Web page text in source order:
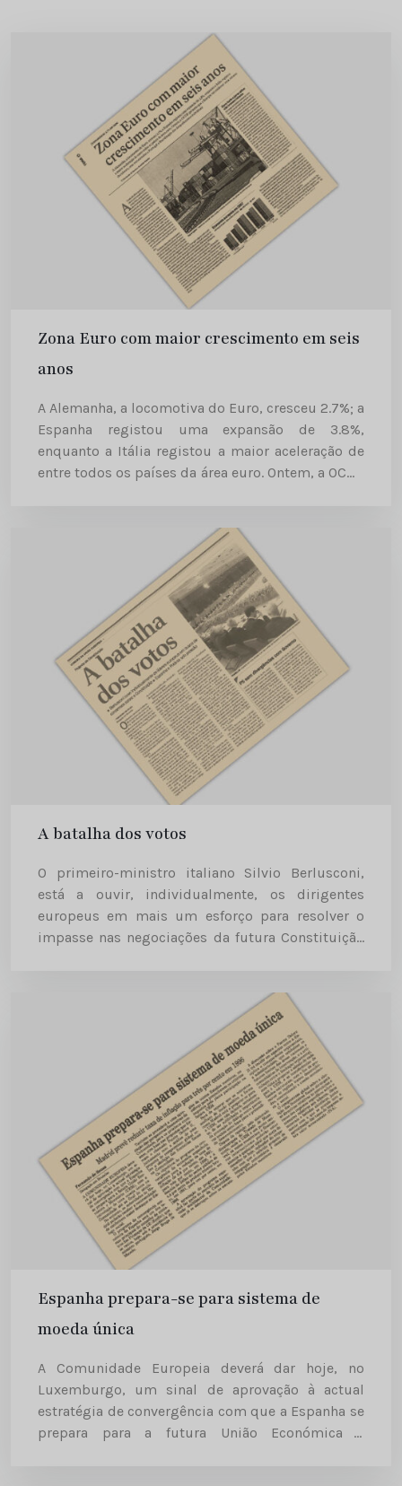
Zona Euro com maior crescimento em seis
anos
A Alemanha, a locomotiva do Euro, cresceu 2.7%; a
Espanha registou uma expansão de 3.8%,
enquanto a Itália registou a maior aceleração de
entre todos os países da área euro. Ontem, a OCDE
A batalha dos votos
O primeiro-ministro italiano Silvio Berlusconi,
está a ouvir, individualmente, os dirigentes
europeus em mais um esforço para resolver o
impasse nas negociações da futura Constituição
Espanha prepara-se para sistema de
moeda única
A Comunidade Europeia deverá dar hoje, no
Luxemburgo, um sinal de aprovação à actual
estratégia de convergência com que a Espanha se
prepara para a futura União Económica e